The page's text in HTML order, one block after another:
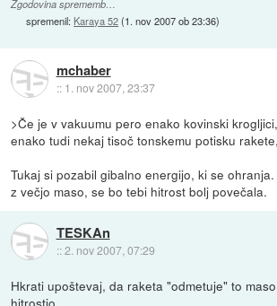
Zgodovina sprememb…
spremenil: Karaya 52(1. nov 2007 ob 23:36)
mchaber
:: 1. nov 2007, 23:37
>Če je v vakuumu pero enako kovinski
enako tudi nekaj tisoč tonskemu potisku
Tukaj si pozabil gibalno energijo, ki se
z večjo maso, se bo tebi hitrost bolj povečala.
TESKAn
::2. nov 2007, 07:29
Hkrati upoštevaj, da raketa "odmetuje" to